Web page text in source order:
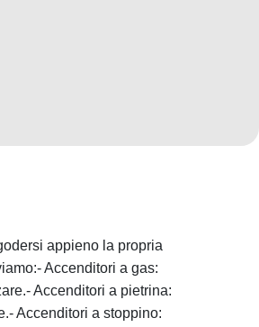
appieno la propria
Accenditori a gas:
Accenditori a pietrina:
Accenditori a stoppino: